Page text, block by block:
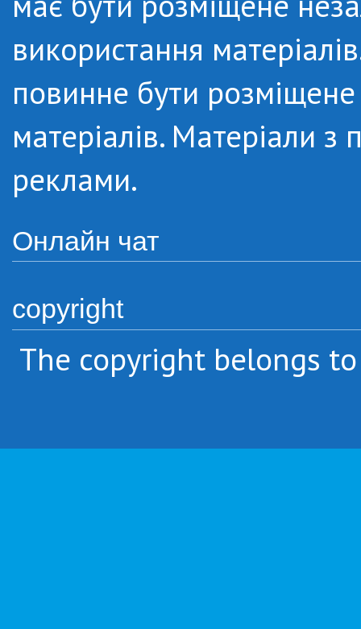
використання
повинне бути
матеріалів. Матеріали
реклами.
Онлайн чат
copyright
The copyright belongs